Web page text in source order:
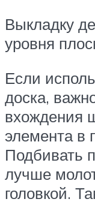
Выкладку
уровня
Если
доска,
вхождения
элемента в
Подбивать
лучше
головкой.